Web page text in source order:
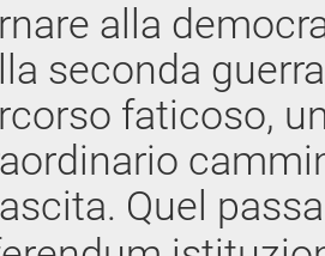
alla
seconda
faticoso,
Quel